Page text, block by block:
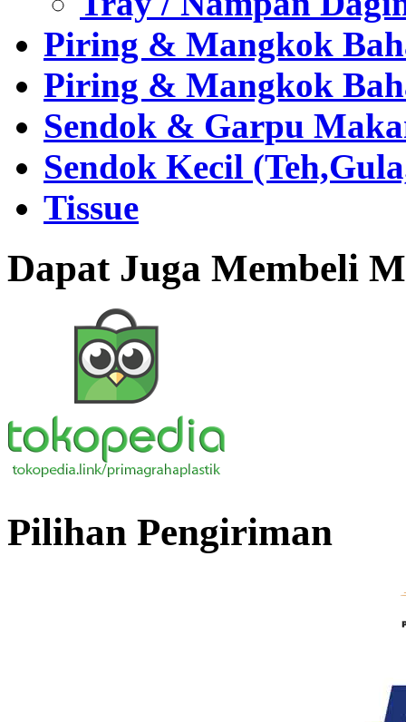
Piring & Mangkok
Piring & Mangkok
Sendok & Garpu
Sendok Kecil
Tissue
Dapat Juga Membeli
Pilihan Pengiriman